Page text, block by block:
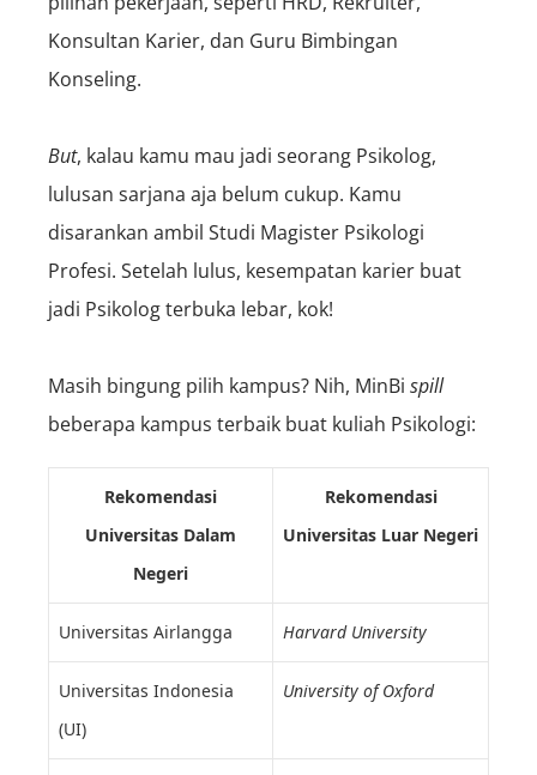
Konsultan Karier, dan Guru Bimbingan
Konseling.
But, kalau kamu mau jadi seorang Psikolog,
lulusan sarjana aja belum cukup. Kamu
disarankan ambil Studi Magister Psikologi
Profesi. Setelah lulus, kesempatan karier buat
jadi Psikolog terbuka lebar, kok!
Masih bingung pilih kampus? Nih, MinBi spill
beberapa kampus terbaik buat kuliah Psikologi:
Rekomendasi
Universitas Dalam
Negeri
Rekomendasi
Universitas Luar Negeri
Universitas Airlangga Harvard University
Universitas Indonesia
(UI)
University of Oxford